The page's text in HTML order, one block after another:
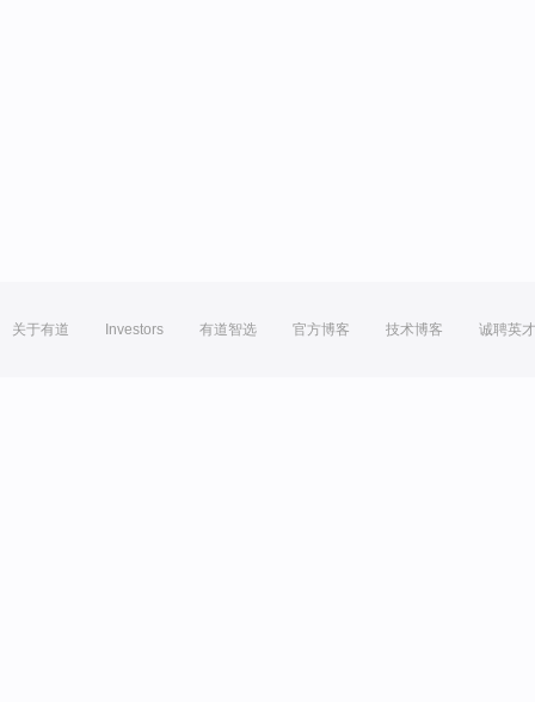
关于有道 Investors 有道智选 官方博客 技术博客 诚聘英才